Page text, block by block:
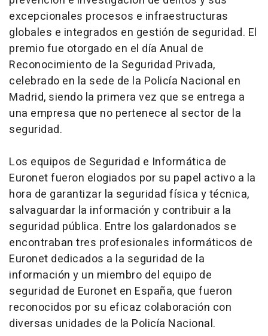
excepcionales procesos e infraestructuras
globales e integrados en gestión de seguridad. El
premio fue otorgado en el día Anual de
Reconocimiento de la Seguridad Privada,
celebrado en la sede de la Policía Nacional en
Madrid, siendo la primera vez que se entrega a
una empresa que no pertenece al sector de la
seguridad.
Los equipos de Seguridad e Informática de
Euronet fueron elogiados por su papel activo a la
hora de garantizar la seguridad física y técnica,
salvaguardar la información y contribuir a la
seguridad pública. Entre los galardonados se
encontraban tres profesionales informáticos de
Euronet dedicados a la seguridad de la
información y un miembro del equipo de
seguridad de Euronet en España, que fueron
reconocidos por su eficaz colaboración con
diversas unidades de la Policía Nacional.